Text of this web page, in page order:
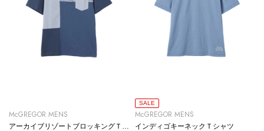
McGREGOR MENS
SALE
McGREGOR MENS
インディゴキーネックＴシャツ